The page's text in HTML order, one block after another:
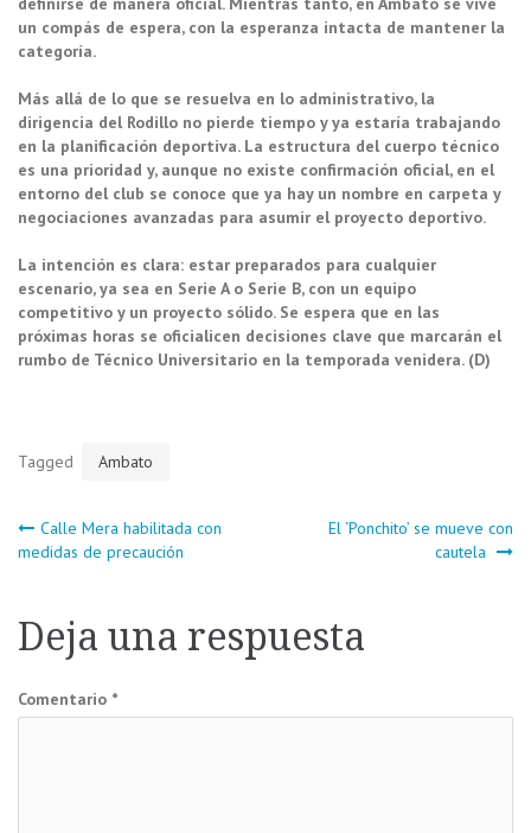
un compás de espera, con la esperanza intacta de mantener la
categoría.
Más allá de lo que se resuelva en lo administrativo, la
dirigencia del Rodillo no pierde tiempo y ya estaría trabajando
en la planificación deportiva. La estructura del cuerpo técnico
es una prioridad y, aunque no existe confirmación oficial, en el
entorno del club se conoce que ya hay un nombre en carpeta y
negociaciones avanzadas para asumir el proyecto deportivo.
La intención es clara: estar preparados para cualquier
escenario, ya sea en Serie A o Serie B, con un equipo
competitivo y un proyecto sólido. Se espera que en las
próximas horas se oficialicen decisiones clave que marcarán el
rumbo de Técnico Universitario en la temporada venidera. (D)
Tagged Ambato
Navegación
entradas
Calle Mera habilitada con
medidas de precaución
El ‘Ponchito’ se mueve con
cautela
Deja una respuesta
Comentario *